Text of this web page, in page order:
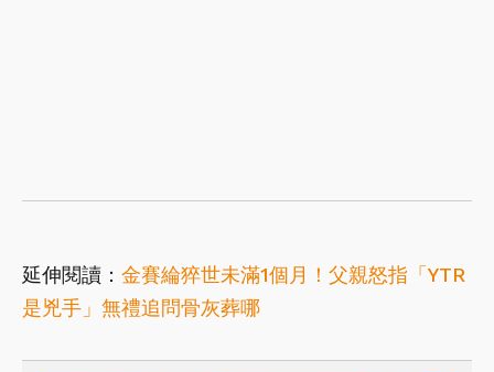
延伸閱讀： 金賽綸猝世未滿1個月！父親怒指「YTR
是兇手」無禮追問骨灰葬哪